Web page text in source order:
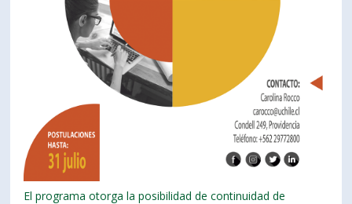
El programa otorga la posibilidad de continuidad de